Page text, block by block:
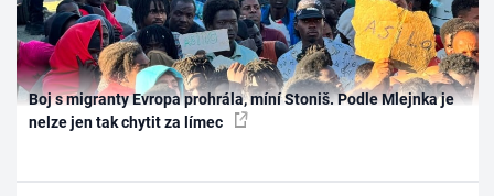
Boj s migranty Evropa prohrála, míní Stoniš. Podle Mlejnka je
nelze jen tak chytit za límec